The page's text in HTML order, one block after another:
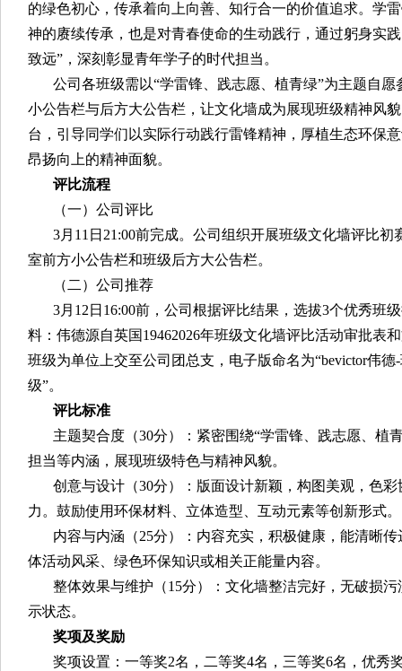
的绿色初心，传承着向上向善、知行合一的价值追求。学
神的赓续传承，也是对青春使命的生动践行，通过躬身实
致远”，深刻彰显青年学子的时代担当。
公司各班级需以“学雷锋、践志愿、植青绿”为主题自
小公告栏与后方大公告栏，让文化墙成为展现班级精神风
台，引导同学们以实际行动践行雷锋精神，厚植生态环保
昂扬向上的精神面貌。
评比流程
（一）公司评比
3月11日21:00前完成。公司组织开展班级文化墙评比
室前方小公告栏和班级后方大公告栏。
（二）公司推荐
3月12日16:00前，公司根据评比结果，选拔3个优秀班
料：伟德源自英国19462026年班级文化墙评比活动审批表
班级为单位上交至公司团总支，电子版命名为“bevictor伟
级”。
评比标准
主题契合度（30分）：紧密围绕“学雷锋、践志愿、植
担当等内涵，展现班级特色与精神风貌。
创意与设计（30分）：版面设计新颖，构图美观，色
力。鼓励使用环保材料、立体造型、互动元素等创新形式。
内容与内涵（25分）：内容充实，积极健康，能清晰
体活动风采、绿色环保知识或相关正能量内容。
整体效果与维护（15分）：文化墙整洁完好，无破损
示状态。
奖项及奖励
奖项设置：一等奖2名，二等奖4名，三等奖6名，优秀